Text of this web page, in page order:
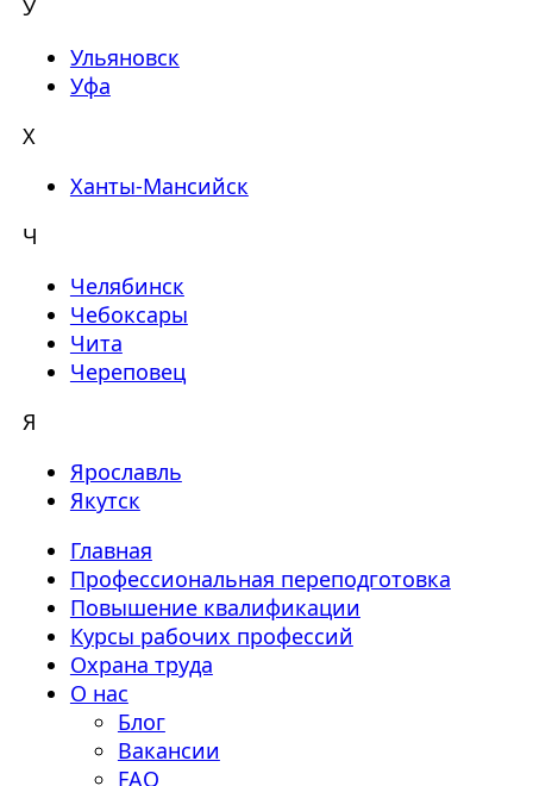
У
Ульяновск
Уфа
Х
Ханты-Мансийск
Ч
Челябинск
Чебоксары
Чита
Череповец
Я
Ярославль
Якутск
Главная
Профессиональная переподготовка
Повышение квалификации
Курсы рабочих профессий
Охрана труда
О нас
Блог
Вакансии
FAQ